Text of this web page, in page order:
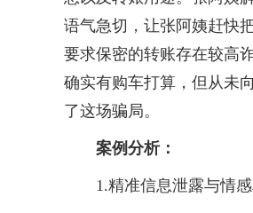
语气急切，让张阿姨赶快
要求保密的转账存在较高
确实有购车打算，但从未
了这场骗局。
案例分析：
1.精准信息泄露与情感